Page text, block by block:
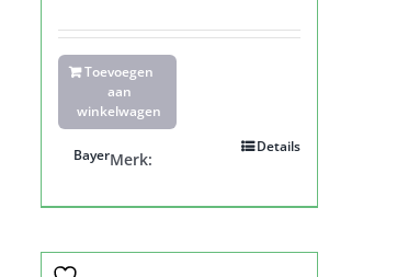
Toevoegen
aan
winkelwagen
Details
Merk:
Bayer